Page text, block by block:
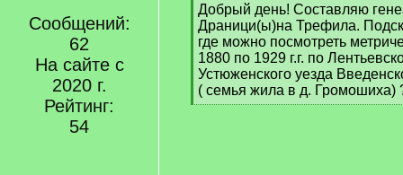
Сообщений:
62
На сайте с
2020 г.
Рейтинг:
54
[
q
]
Добрый день! Составляю
Драници(ы)на Трефила.
где можно посмотреть
1880 по 1929 г.г. по
Устюженского уезда
( семья жила в д. Громошиха)
[